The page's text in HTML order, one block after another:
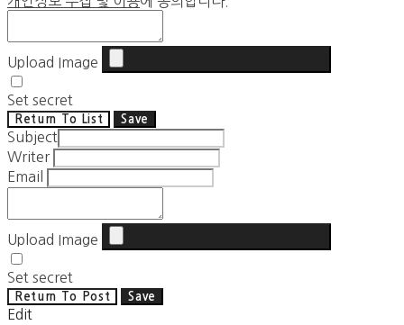
Upload Image
Set secret
Return To List Save
Subject
Writer
Email
Upload Image
Set secret
Return To Post Save
Edit